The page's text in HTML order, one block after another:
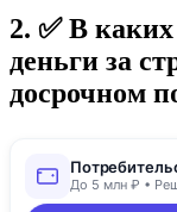
2. ✅ В
деньги за
досрочном
До 5 млн ₽ •